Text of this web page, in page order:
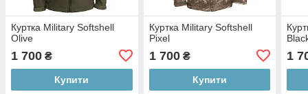
Куртка Military Softshell
Olive
1 700 ₴
Купити
Куртка Military Softshell
Pixel
1 700₴
Купити
1